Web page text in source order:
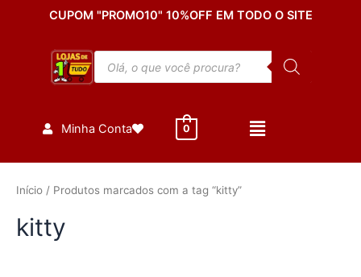
CUPOM "PROMO10" 10%OFF EM TODO O SITE
Pesquisar
produtos
Minha Conta 0
Início / Produtos marcados com a tag “kitty”
kitty
por